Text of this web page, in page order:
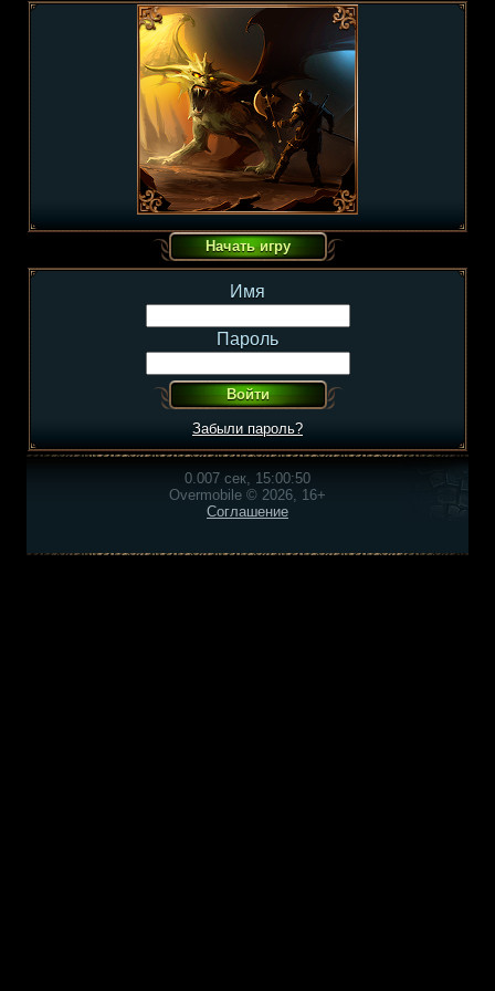
Имя
Пароль
Забыли пароль?
0.007 сек, 15:00:50
Overmobile © 2026, 16+
Соглашение